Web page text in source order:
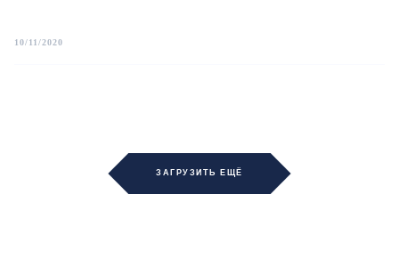
10/11/2020
ЗАГРУЗИТЬ ЕЩЁ